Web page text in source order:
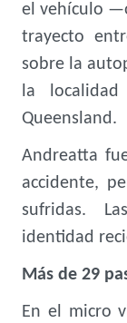
el vehículo
trayecto
sobre la
la
Queensland.
Andreatta
accidente,
sufridas.
identidad
Más de 29
En el micro